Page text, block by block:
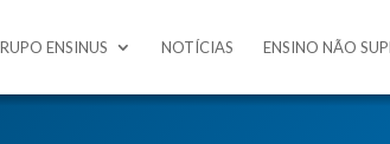
ENSINUS NOTÍCIAS ENSINO NÃO